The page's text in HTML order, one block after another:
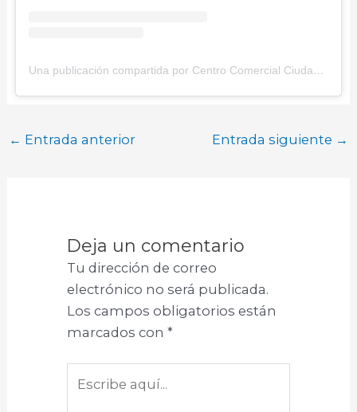
Una publicación compartida por Centro Comercial Ciudad Tunal (@ciudadtunal)
← Entrada anterior Entrada siguiente →
Deja un comentario
Tu dirección de correo
electrónico no será publicada.
Los campos obligatorios están
marcados con *
aquí...